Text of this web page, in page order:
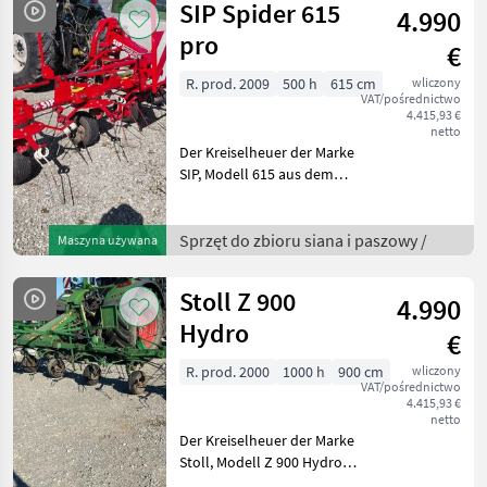
Maszyna używana
SIP Spider 615
pro
4.990
€
wliczony
VAT/pośrednictwo
4.415,93 €
netto
R. prod. 2009 500 h 615 cm
Der Kreiselheuer der Marke
SIP, Modell 615 aus dem
landwirtschaftliches Gerät,
das sich ideal für die
Sprzęt do zbioru siana i paszowy /
Stoll Z 900
Hydro
4.990
€
wliczony
VAT/pośrednictwo
4.415,93 €
netto
R. prod. 2000 1000 h 900 cm
Der Kreiselheuer der Marke
Stoll, Modell Z 900 Hydro